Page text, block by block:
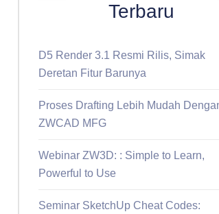
Terbaru
D5 Render 3.1 Resmi Rilis, Simak
Deretan Fitur Barunya
Proses Drafting Lebih Mudah
ZWCAD MFG
Webinar ZW3D: : Simple to Learn,
Powerful to Use
Seminar SketchUp Cheat Codes: